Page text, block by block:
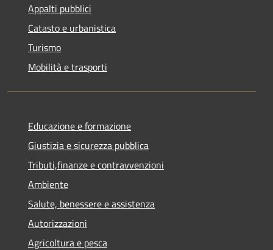
Appalti pubblici
Catasto e urbanistica
Turismo
Mobilità e trasporti
Educazione e formazione
Giustizia e sicurezza pubblica
Tributi,finanze e contravvenzioni
Ambiente
Salute, benessere e assistenza
Autorizzazioni
Agricoltura e pesca